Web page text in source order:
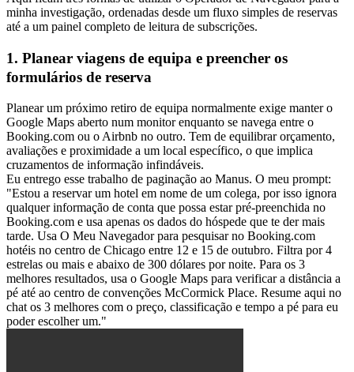
minha investigação, ordenadas desde um fluxo simples de reservas
até a um painel completo de leitura de subscrições.
1. Planear viagens de equipa e preencher os
formulários de reserva
Planear um próximo retiro de equipa normalmente exige manter o
Google Maps aberto num monitor enquanto se navega entre o
Booking.com ou o Airbnb no outro. Tem de equilibrar orçamento,
avaliações e proximidade a um local específico, o que implica
cruzamentos de informação infindáveis.
Eu entrego esse trabalho de paginação ao Manus. O meu prompt:
"Estou a reservar um hotel em nome de um colega, por isso ignora
qualquer informação de conta que possa estar pré-preenchida no
Booking.com e usa apenas os dados do hóspede que te der mais
tarde. Usa O Meu Navegador para pesquisar no Booking.com
hotéis no centro de Chicago entre 12 e 15 de outubro. Filtra por 4
estrelas ou mais e abaixo de 300 dólares por noite. Para os 3
melhores resultados, usa o Google Maps para verificar a distância a
pé até ao centro de convenções McCormick Place. Resume aqui no
chat os 3 melhores com o preço, classificação e tempo a pé para eu
poder escolher um."